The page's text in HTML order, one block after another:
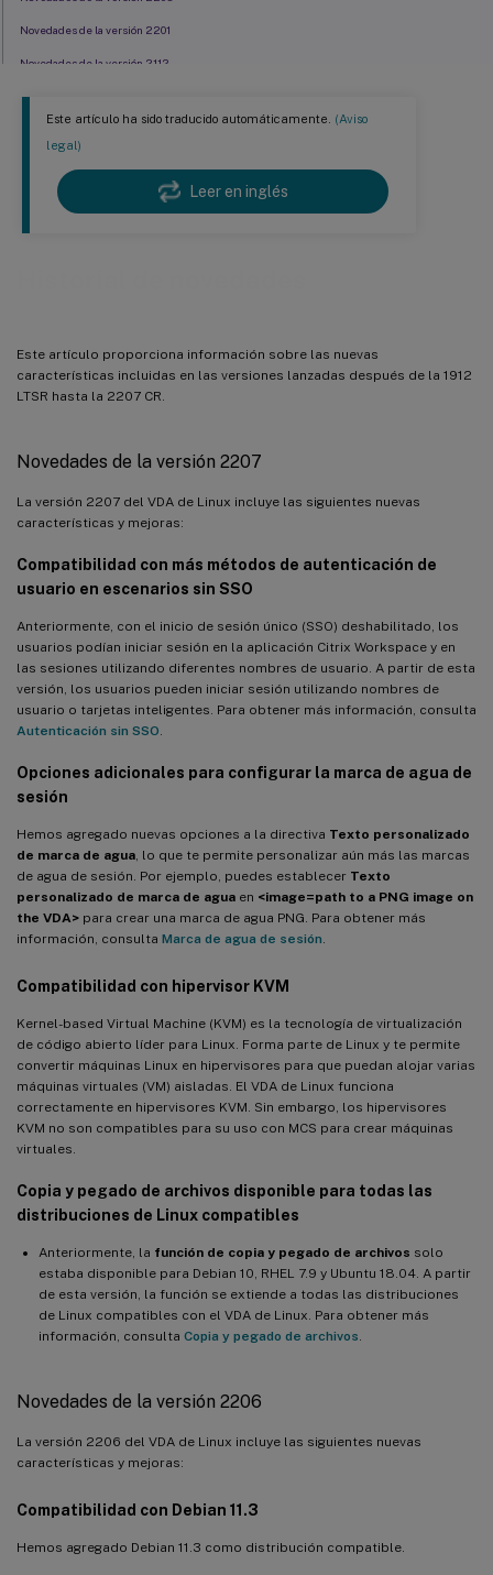
Este artículo ha sido traducido automáticamente. (Aviso
legal)
Leer en inglés
Este artículo proporciona información sobre las nuevas
características incluidas en las versiones lanzadas después de la 1912
LTSR hasta la 2207 CR.
Novedades de la versión 2207
La versión 2207 del VDA de Linux incluye las siguientes nuevas
características y mejoras:
Compatibilidad con más métodos de autenticación de
usuario en escenarios sin SSO
Anteriormente, con el inicio de sesión único (SSO) deshabilitado, los
usuarios podían iniciar sesión en la aplicación Citrix Workspace y en
las sesiones utilizando diferentes nombres de usuario. A partir de esta
versión, los usuarios pueden iniciar sesión utilizando nombres de
usuario o tarjetas inteligentes. Para obtener más información, consulta
Autenticación sin SSO
Opciones adicionales para configurar la marca de agua de
sesión
Hemos agregado nuevas opciones a la directiva Texto personalizado
de marca de agua , lo que te permite personalizar aún más las marcas
de agua de sesión. Por ejemplo, puedes establecer Texto
personalizado de marca de agua en <image=path to a PNG image on
the VDA> para crear una marca de agua PNG. Para obtener más
información, consulta Marca de agua de sesión
Compatibilidad con hipervisor KVM
Kernel-based Virtual Machine (KVM) es la tecnología de virtualización
de código abierto líder para Linux. Forma parte de Linux y te permite
convertir máquinas Linux en hipervisores para que puedan alojar varias
máquinas virtuales (VM) aisladas. El VDA de Linux funciona
correctamente en hipervisores KVM. Sin embargo, los hipervisores
KVM no son compatibles para su uso con MCS para crear máquinas
virtuales.
Copia y pegado de archivos disponible para todas las
distribuciones de Linux compatibles
Anteriormente, la función de copia y pegado de archivos solo
estaba disponible para Debian 10, RHEL 7.9 y Ubuntu 18.04. A partir
de esta versión, la función se extiende a todas las distribuciones
de Linux compatibles con el VDA de Linux. Para obtener más
información, consulta Copia y pegado de archivos
Novedades de la versión 2206
La versión 2206 del VDA de Linux incluye las siguientes nuevas
características y mejoras:
Compatibilidad con Debian 11.3
Hemos agregado Debian 11.3 como distribución compatible.
Novedades de la versión 2201
Novedades de la versión 2112
Novedades de la versión 2110
Novedades de la versión 2106
¿Qué novedades hay en 2006?
¿Qué novedades hay en 2003?